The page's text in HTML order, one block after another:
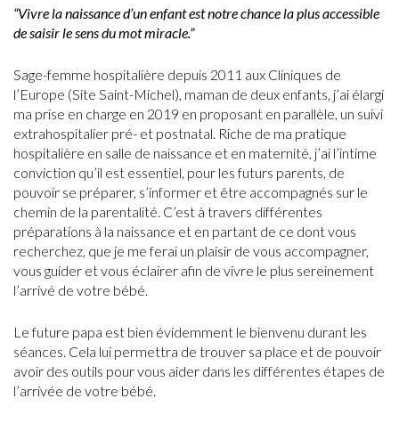
“Vivre la naissance d’un enfant est notre chance la plus accessible
de saisir le sens du mot miracle.”
Sage-femme hospitalière depuis 2011 aux Cliniques de
l’Europe (Site Saint-Michel), maman de deux enfants, j’ai élargi
ma prise en charge en 2019 en proposant en parallèle, un suivi
extrahospitalier pré- et postnatal. Riche de ma pratique
hospitalière en salle de naissance et en maternité, j’ai l’intime
conviction qu’il est essentiel, pour les futurs parents, de
pouvoir se préparer, s’informer et être accompagnés sur le
chemin de la parentalité. C’est à travers différentes
préparations à la naissance et en partant de ce dont vous
recherchez, que je me ferai un plaisir de vous accompagner,
vous guider et vous éclairer afin de vivre le plus sereinement
l’arrivé de votre bébé.
Le future papa est bien évidemment le bienvenu durant les
séances. Cela lui permettra de trouver sa place et de pouvoir
avoir des outils pour vous aider dans les différentes étapes de
l’arrivée de votre bébé.